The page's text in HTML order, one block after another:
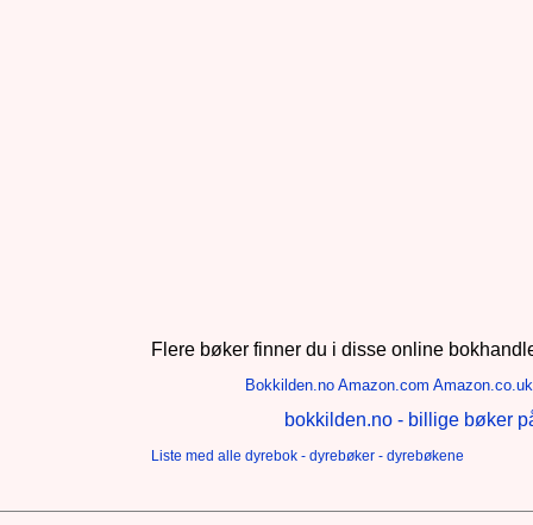
Flere bøker finner du i disse online
Bokkilden.no Amazon.com Amazon.co.uk
bokkilden.no - billige bøker
Liste med alle dyrebok - dyrebøker - dyrebøkene